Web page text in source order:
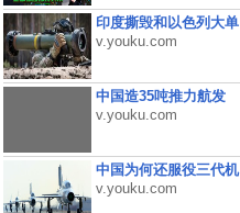
印度撕毁和以色列大单
v.youku.com
中国造35吨推力航发
v.youku.com
中国为何还服役三代机
v.youku.com